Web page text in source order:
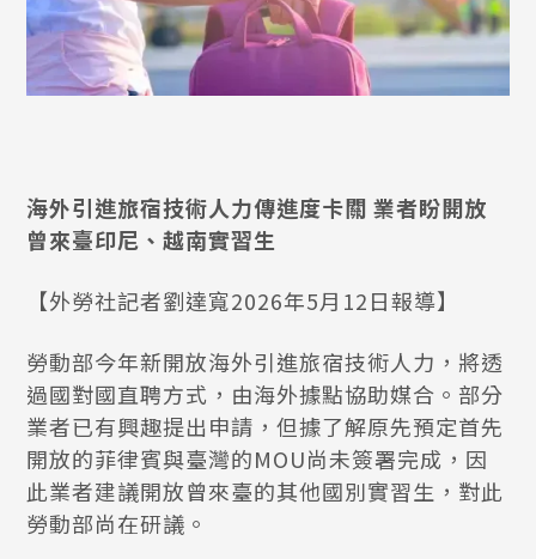
海外引進旅宿技術人力傳進度卡關 業者盼開放
曾來臺印尼、越南實習生
【外勞社記者劉達寬2026年5月12日報導】
勞動部今年新開放海外引進旅宿技術人力，將透
過國對國直聘方式，由海外據點協助媒合。部分
業者已有興趣提出申請，但據了解原先預定首先
開放的菲律賓與臺灣的MOU尚未簽署完成，因
此業者建議開放曾來臺的其他國別實習生，對此
勞動部尚在研議。